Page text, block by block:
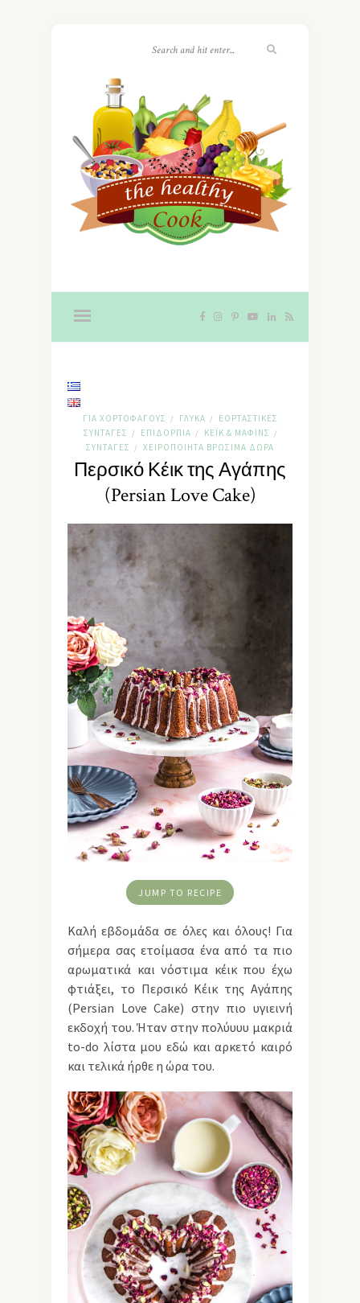
ΓΙΑ ΧΟΡΤΟΦΆΓΟΥΣ / ΓΛΥΚΆ /
ΕΟΡΤΑΣΤΙΚΈΣ
ΣΥΝΤΑΓΈΣ
/ ΕΠΙΔΌΡΠΙΑ / ΚΈΙΚ & ΜΆΦΙΝΣ /
ΣΥΝΤΑΓΈΣ / ΧΕΙΡΟΠΟΊΗΤΑ ΒΡΏΣΙΜΑ ΔΏΡΑ
Περσικό Κέικ της Αγάπης
(Persian Love Cake)
JUMP TO RECIPE
Καλή εβδομάδα σε όλες και όλους! Για
σήμερα σας ετοίμασα ένα από τα πιο
αρωματικά και νόστιμα κέικ που έχω
φτιάξει, το Περσικό Κέικ της Αγάπης
(Persian Love Cake) στην πιο υγιεινή
εκδοχή του. Ήταν στην πολύυυυ μακριά
to-do λίστα μου εδώ και αρκετό καιρό
και τελικά ήρθε η ώρα του.